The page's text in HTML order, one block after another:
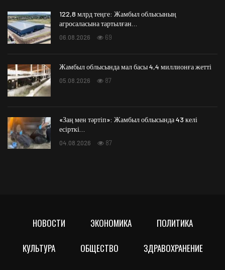
122,8 млрд теңге: Жамбыл облысының
агросаласына тартылған…
06.08.2026 69
Жамбыл облысында мал басы 4,4 миллионға жетті
05.08.2026 87
«Заң мен тәртіп»: Жамбыл облысында 43 келі
есірткі…
04.08.2026 87
НОВОСТИ ЭКОНОМИКА
ПОЛИТИКА
КУЛЬТУРА
ОБЩЕСТВО
ЗДРАВОХРАНЕНИЕ